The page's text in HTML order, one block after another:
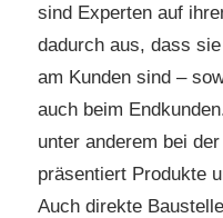
sind Experten auf
dadurch aus, dass
am Kunden sind –
auch beim
unter anderem bei
präsentiert Produkte
Auch direkte